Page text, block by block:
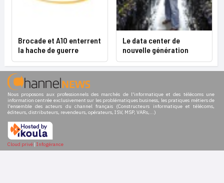
Brocade et A10 enterrent
la hache de guerre
Le data center de
nouvelle génération
Nous proposons aux professionnels des marchés de l'informatique et des télécoms une
information centrée exclusivement sur les problématiques business, les pratiques métiers de
l'ensemble des acteurs du channel français (Constructeurs informatique et télécoms,
éditeurs, distributeurs, revendeurs, opérateurs, ISV, MSP, VARs,...)
Cloud privé | Infogérance